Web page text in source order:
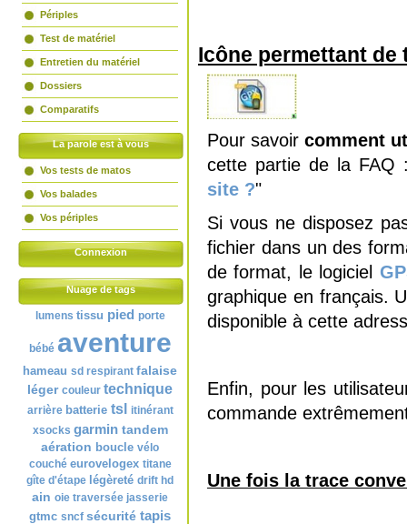
Périples
Test de matériel
Entretien du matériel
Dossiers
Comparatifs
La parole est à vous
Vos tests de matos
Vos balades
Vos périples
Connexion
Nuage de tags
lumens tissu pied porte
bébé aventure
hameau sd respirant falaise
léger couleur technique
arrière batterie tsl
itinérant
xsocks garmin tandem
aération boucle vélo
couché eurovelogex titane
gîte d'étape légèreté drift hd
ain oie traversée jasserie
gtmc sncf sécurité tapis
Icône permettant de
Pour savoir comment
cette partie de la FAQ
site ?"
Si vous ne disposez
fichier dans un des
de format, le logiciel
graphique en français.
disponible à cette
Enfin, pour les
commande
Une fois la trace